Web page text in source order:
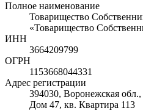
Полное наименование
Товарищество
«Товарищество
ИНН
3664209799
ОГРН
1153668044331
Адрес регистрации
394030, Воронежская
Дом 47, кв. Квартира 113